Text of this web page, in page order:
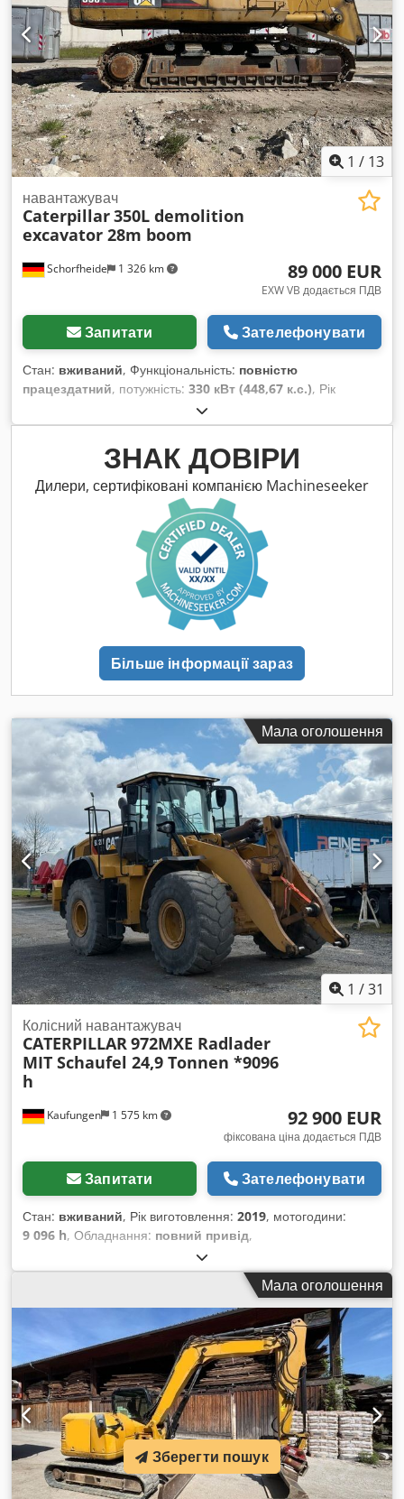
1 / 13
Schorfheide 1 326 km
навантажувач
Caterpillar350L demolition
excavator 28m boom
89 000 EUR
EXW VB додається ПДВ
Запитати Зателефонувати
Стан: вживаний, Функціональність: повністю
працездатний, потужність: 330 кВт (448,67 к.с.), Рік
, мотогодини:
кабіна, Caterpillar 350L знесний екскаватор з рукою для
знесення Dwsdpfozgu Dhex Ac Uja Рік випуску: 1995
Напрацювання: 12 200 год Система захисту повітря SEKA
Швидкознімний механізм CW40 Регульована ходова
ЗНАК ДОВІРИ
Дилери, сертифіковані компанією Machineseeker
Більше інформації зараз
Мала оголошення
1 /31
Kaufungen 1 575 km
Колісний навантажувач
CATERPILLAR972MXE Radlader
MIT Schaufel 24,9 Tonnen *9096
h
92 900 EUR
фіксована ціна додається ПДВ
Запитати Зателефонувати
Стан: вживаний, Рік виготовлення: 2019, мотогодини:
9 096 h, Обладнання: повний привід,
Мала оголошення
Зберегти пошук